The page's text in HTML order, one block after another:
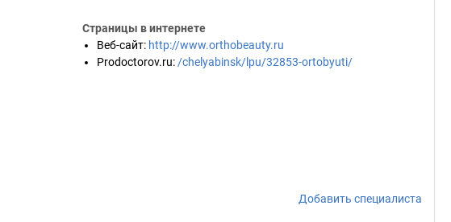
Страницы в интернете
Веб-сайт: http://www.orthobeauty.ru
Prodoctorov.ru: /chelyabinsk/lpu/32853-ortobyuti/
Добавить специалиста